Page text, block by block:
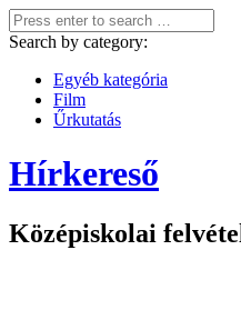
Search by category:
Egyéb kategória
Film
Űrkutatás
Hírkereső
Középiskolai